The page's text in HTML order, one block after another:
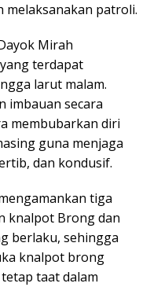
melaksanakan patroli.
Mirah
terdapat
larut malam.
imbauan secara
membubarkan diri
guna menjaga
dan kondusif.
tiga
knalpot Brong dan
berlaku, sehingga
knalpot brong
taat dalam